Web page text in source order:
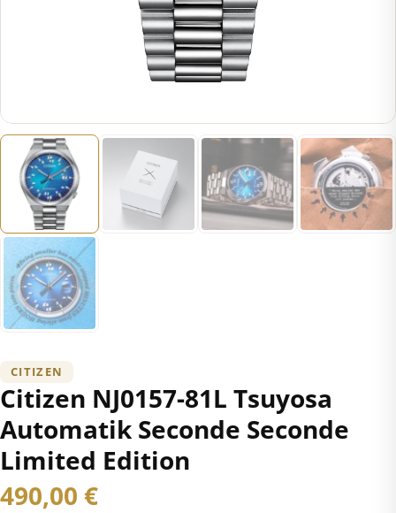
CITIZEN
Citizen NJ0157-81L Tsuyosa
Automatik Seconde Seconde
Limited Edition
490,00 €